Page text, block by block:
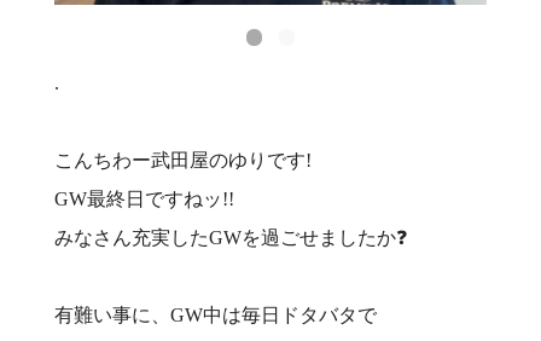
.
こんちわー武田屋のゆりです!
GW最終日ですねッ!!
みなさん充実したGWを過ごせましたか❓
有難い事に、GW中は毎日ドタバタで